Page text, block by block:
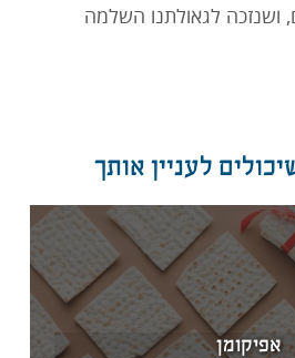
ושנזכה לגאולתנו השלמה
לעניין אותך
אפיקומן